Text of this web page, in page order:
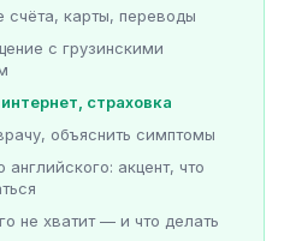
счёта, карты, переводы
с грузинскими
страховка
объяснить симптомы
акцент, что
не хватит — и что делать